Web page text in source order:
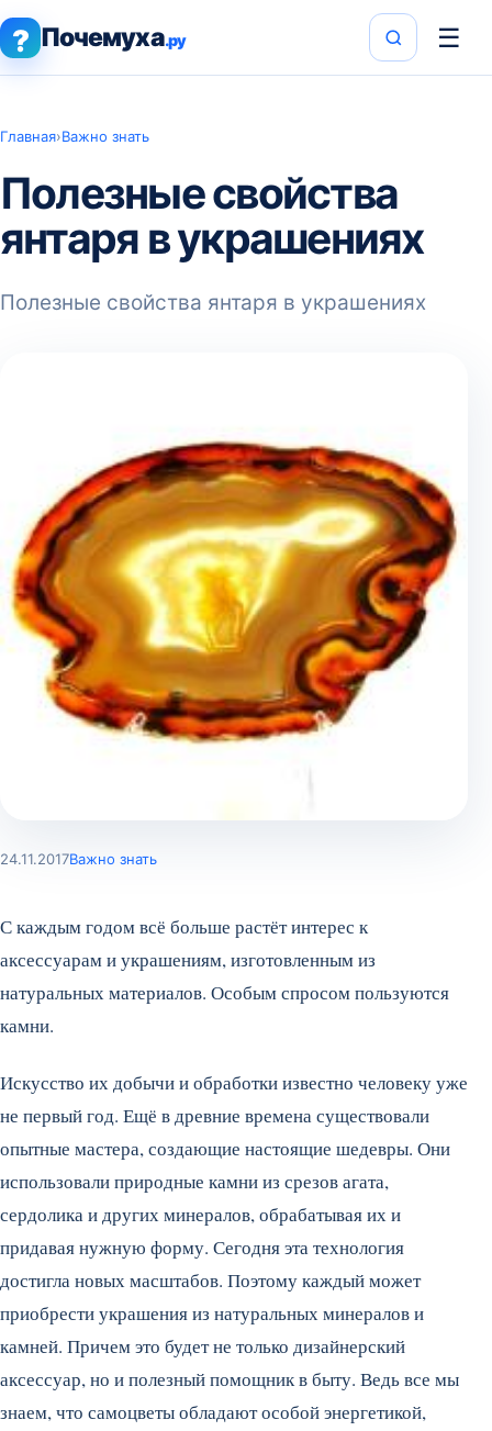
? Почемуха.ру ☰
Главная›Важно знать
Полезные свойства
янтаря в украшениях
Полезные свойства янтаря в украшениях
24.11.2017Важно знать
С каждым годом всё больше растёт интерес к
аксессуарам и украшениям, изготовленным из
натуральных материалов. Особым спросом пользуются
камни.
Искусство их добычи и обработки известно человеку уже
не первый год. Ещё в древние времена существовали
опытные мастера, создающие настоящие шедевры. Они
использовали природные камни из срезов агата,
сердолика и других минералов, обрабатывая их и
придавая нужную форму. Сегодня эта технология
достигла новых масштабов. Поэтому каждый может
приобрести украшения из натуральных минералов и
камней. Причем это будет не только дизайнерский
аксессуар, но и полезный помощник в быту. Ведь все мы
знаем, что самоцветы обладают особой энергетикой,